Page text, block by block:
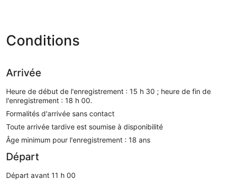
Conditions
Arrivée
Heure de début de l'enregistrement : 15 h 30 ; heure de fin de
l'enregistrement : 18 h 00.
Formalités d'arrivée sans contact
Toute arrivée tardive est soumise à disponibilité
Âge minimum pour l'enregistrement : 18 ans
Départ
Départ avant 11 h 00